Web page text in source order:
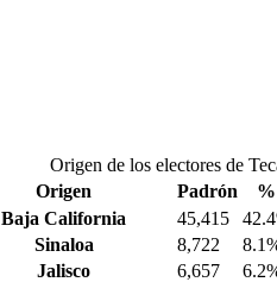
Origen de los electores de
Origen
Padrón %
Baja California
45,415
Sinaloa
8,722
Jalisco
6,657